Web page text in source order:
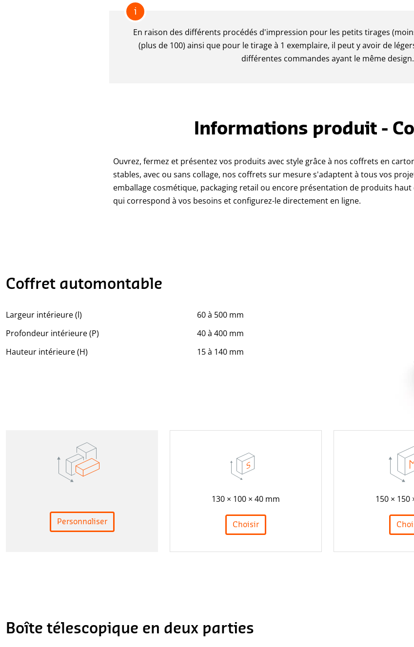
i
En raison des différents procédés d'impression pour les petits tirages
(plus de 100) ainsi que pour le tirage à 1 exemplaire, il peut y avoir de
différentes commandes ayant le même design.
Informations produit -
Ouvrez, fermez et présentez vos produits avec style grâce à nos coffrets en
stables, avec ou sans collage, nos coffrets sur mesure s'adaptent à tous vos
emballage cosmétique, packaging retail ou encore présentation de produits haut
qui correspond à vos besoins et configurez-le directement en ligne.
Coffret automontable
Largeur intérieure (l)
60 à 500 mm
Profondeur intérieure (P)
40 à 400 mm
Hauteur intérieure (H)
15 à 140 mm
Personnaliser
130 × 100 × 40 mm
Choisir
150 × 150
Boîte télescopique en deux parties